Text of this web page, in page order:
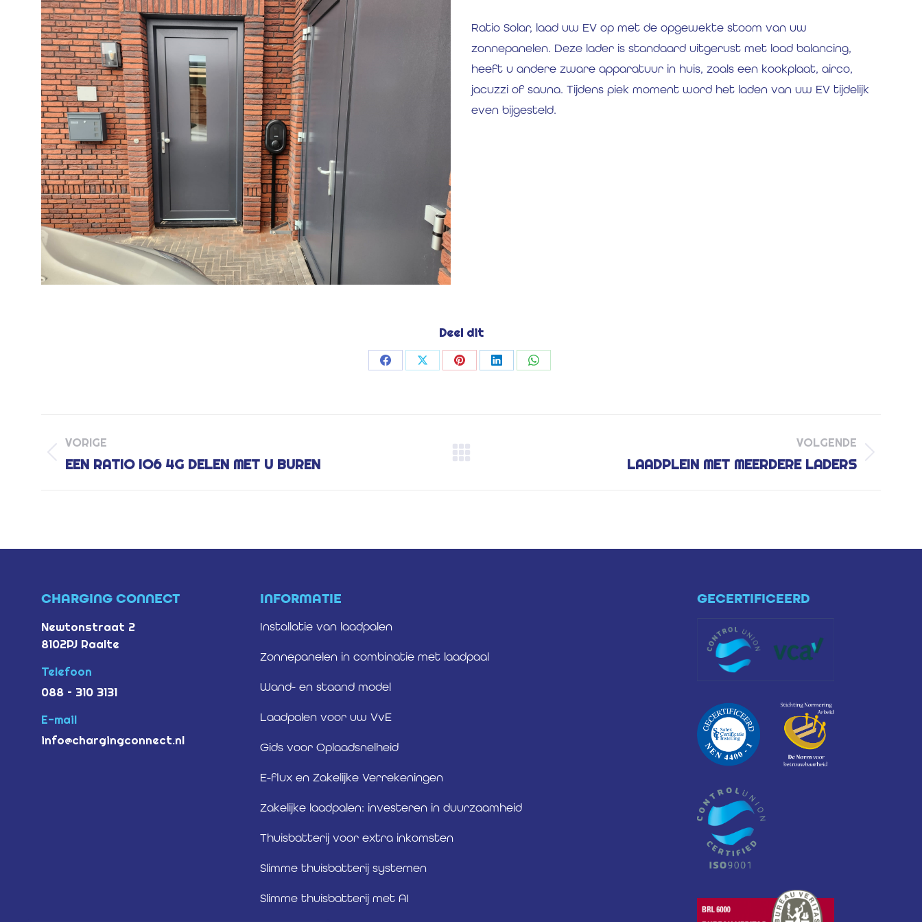
Ratio Solar, laad uw EV op met de opgewekte stoom van uw
zonnepanelen. Deze lader is standaard uitgerust met load balancing,
heeft u andere zware apparatuur in huis, zoals een kookplaat, airco,
jacuzzi of sauna. Tijdens piek moment word het laden van uw EV tijdelijk
even bijgesteld.
Deel dit
Deel
Deel
Deel
Deel
Deel
NAVIGATION
VORIGE
Previous
EEN RATIO IO6 4G DELEN MET U BUREN
VOLGENDE
LAADPLEIN MET MEERDERE LADERS
CHARGING CONNECT
Newtonstraat 2
8102PJ Raalte
Telefoon
088 – 310 3131
E-mail
info@chargingconnect.nl
INFORMATIE
Installatie van laadpalen
Zonnepanelen in combinatie met laadpaal
Wand- en staand model
Laadpalen voor uw VvE
Gids voor Oplaadsnelheid
E-flux en Zakelijke Verrekeningen
Zakelijke laadpalen: investeren in duurzaamheid
Thuisbatterij voor extra inkomsten
Slimme thuisbatterij systemen
Slimme thuisbatterij met AI
GECERTIFICEERD